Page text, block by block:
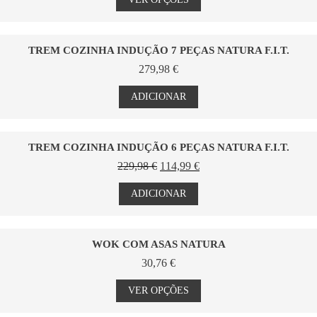
on
page
through
has
The
page
TREM COZINHA INDUÇÃO 7 PEÇAS NATURA F.I.T.
279,98 €
ADICIONAR
TREM COZINHA INDUÇÃO 6 PEÇAS NATURA F.I.T.
229,98€ O
original
era:
114,99 €O
ADICIONAR
WOK COM ASAS NATURA
30,76 €
VER OPÇÕES
has